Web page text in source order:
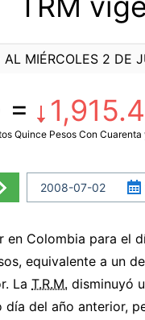
AL MIÉRCOLES 2 DE
=
Quince Pesos Con
en Colombia para el
equivalente a un
La T.R.M. disminuyó
día del año anterior,